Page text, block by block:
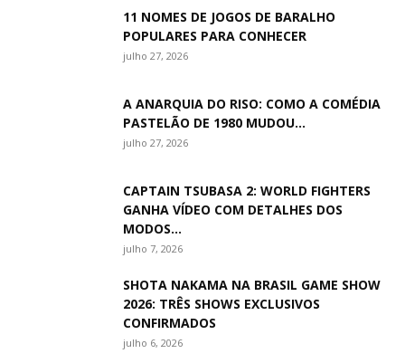
11 NOMES DE JOGOS DE BARALHO
POPULARES PARA CONHECER
julho 27, 2026
A ANARQUIA DO RISO: COMO A COMÉDIA
PASTELÃO DE 1980 MUDOU...
julho 27, 2026
CAPTAIN TSUBASA 2: WORLD FIGHTERS
GANHA VÍDEO COM DETALHES DOS
MODOS...
julho 7, 2026
SHOTA NAKAMA NA BRASIL GAME SHOW
2026: TRÊS SHOWS EXCLUSIVOS
CONFIRMADOS
julho 6, 2026